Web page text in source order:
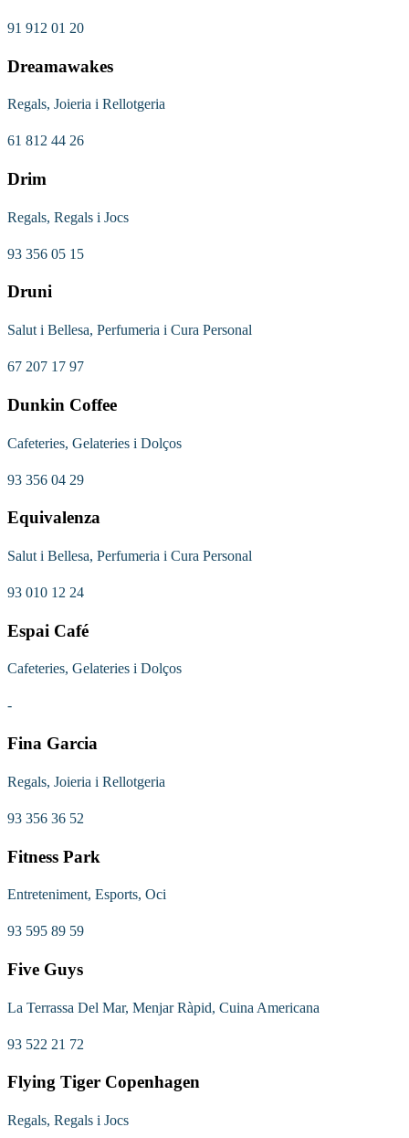
91 912 01 20
Dreamawakes
Regals, Joieria i Rellotgeria
61 812 44 26
Drim
Regals, Regals i Jocs
93 356 05 15
Druni
Salut i Bellesa, Perfumeria i Cura Personal
67 207 17 97
Dunkin Coffee
Cafeteries, Gelateries i Dolços
93 356 04 29
Equivalenza
Salut i Bellesa, Perfumeria i Cura Personal
93 010 12 24
Espai Café
Cafeteries, Gelateries i Dolços
-
Fina Garcia
Regals, Joieria i Rellotgeria
93 356 36 52
Fitness Park
Entreteniment, Esports, Oci
93 595 89 59
Five Guys
La Terrassa Del Mar, Menjar Ràpid, Cuina Americana
93 522 21 72
Flying Tiger Copenhagen
Regals, Regals i Jocs